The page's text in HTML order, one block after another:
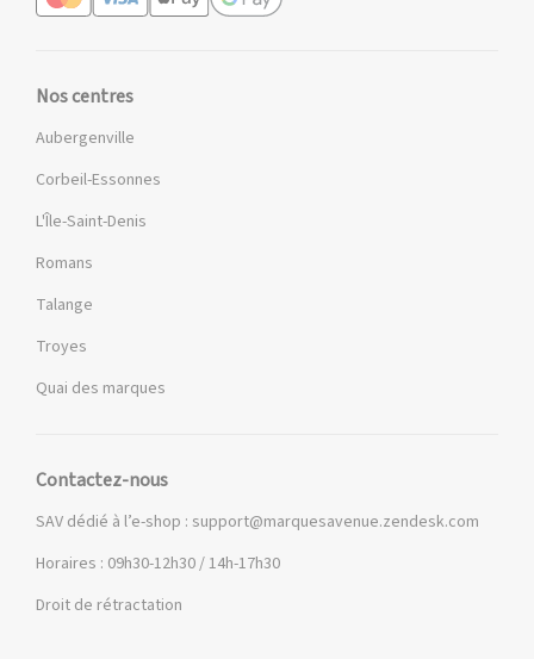
Nos centres
Aubergenville
Corbeil-Essonnes
L'Île-Saint-Denis
Romans
Talange
Troyes
Quai des marques
Contactez-nous
SAV dédié à l’e-shop : support@marquesavenue.zendesk.com
Horaires : 09h30-12h30 / 14h-17h30
Droit de rétractation